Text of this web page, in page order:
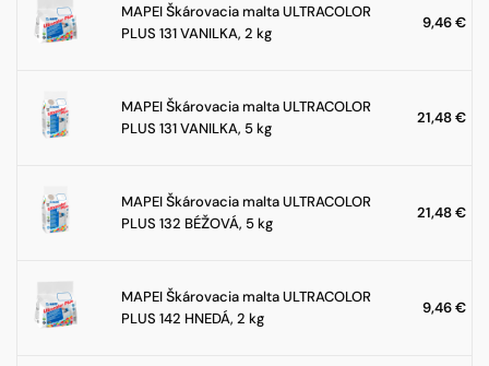
MAPEI Škárovacia malta ULTRACOLOR
PLUS 131 VANILKA, 2 kg
9,46€
MAPEI Škárovacia malta ULTRACOLOR
PLUS 131 VANILKA, 5 kg
21,48€
MAPEI Škárovacia malta ULTRACOLOR
PLUS 132 BÉŽOVÁ, 5 kg
21,48€
MAPEI Škárovacia malta ULTRACOLOR
PLUS 142 HNEDÁ, 2 kg
9,46€